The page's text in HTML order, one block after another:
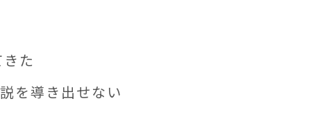
た
を導き出せない